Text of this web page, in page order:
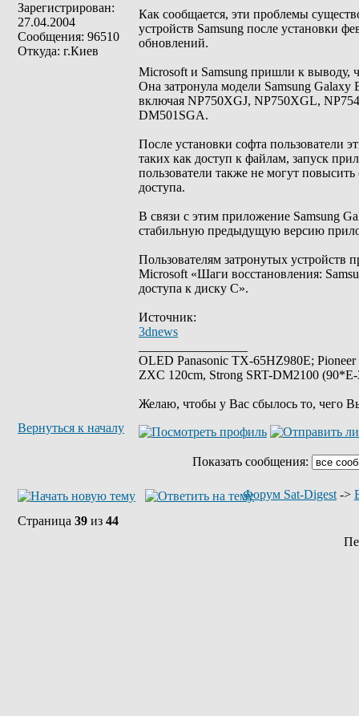
Зарегистрирован:
27.04.2004
Сообщения: 96510
Откуда: г.Киев
Как сообщается, эти проблемы
устройств Samsung после установки
обновлений.
Microsoft и Samsung пришли к выводу,
Она затронула модели Samsung
включая NP750XGJ, NP750XGL,
DM501SGA.
После установки софта пользователи
таких как доступ к файлам, запуск
пользователи также не могут
доступа.
В связи с этим приложение Samsung
стабильную предыдущую версию
Пользователям затронутых устройств
Microsoft «Шаги восстановления:
доступа к диску C».
Источник:
3dnews
OLED Panasonic TX-65HZ980E;
ZXC 120cm, Strong SRT-DM2100
Желаю, чтобы у Вас сбылось то, чего
Вернуться к началу
Показать сообщения:
Форум Sat-Digest ->
Страница 39 из 44